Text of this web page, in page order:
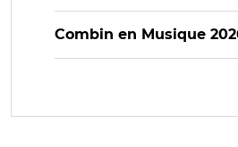
Combin en Musique